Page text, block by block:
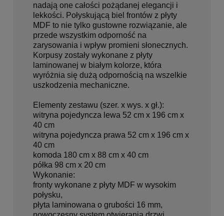
nadają one całości pożądanej elegancji i
lekkości. Połyskującą biel frontów z płyty
MDF to nie tylko gustowne rozwiązanie, ale
przede wszystkim odporność na
zarysowania i wpływ promieni słonecznych.
Korpusy zostały wykonane z płyty
laminowanej w białym kolorze, która
wyróżnia się dużą odpornością na wszelkie
uszkodzenia mechaniczne.
Elementy zestawu (szer. x wys. x gł.):
witryna pojedyncza lewa 52 cm x 196 cm x
40 cm
witryna pojedyncza prawa 52 cm x 196 cm x
40 cm
komoda 180 cm x 88 cm x 40 cm
półka 98 cm x 20 cm
Wykonanie:
fronty wykonane z płyty MDF w wysokim
połysku,
płyta laminowana o grubości 16 mm,